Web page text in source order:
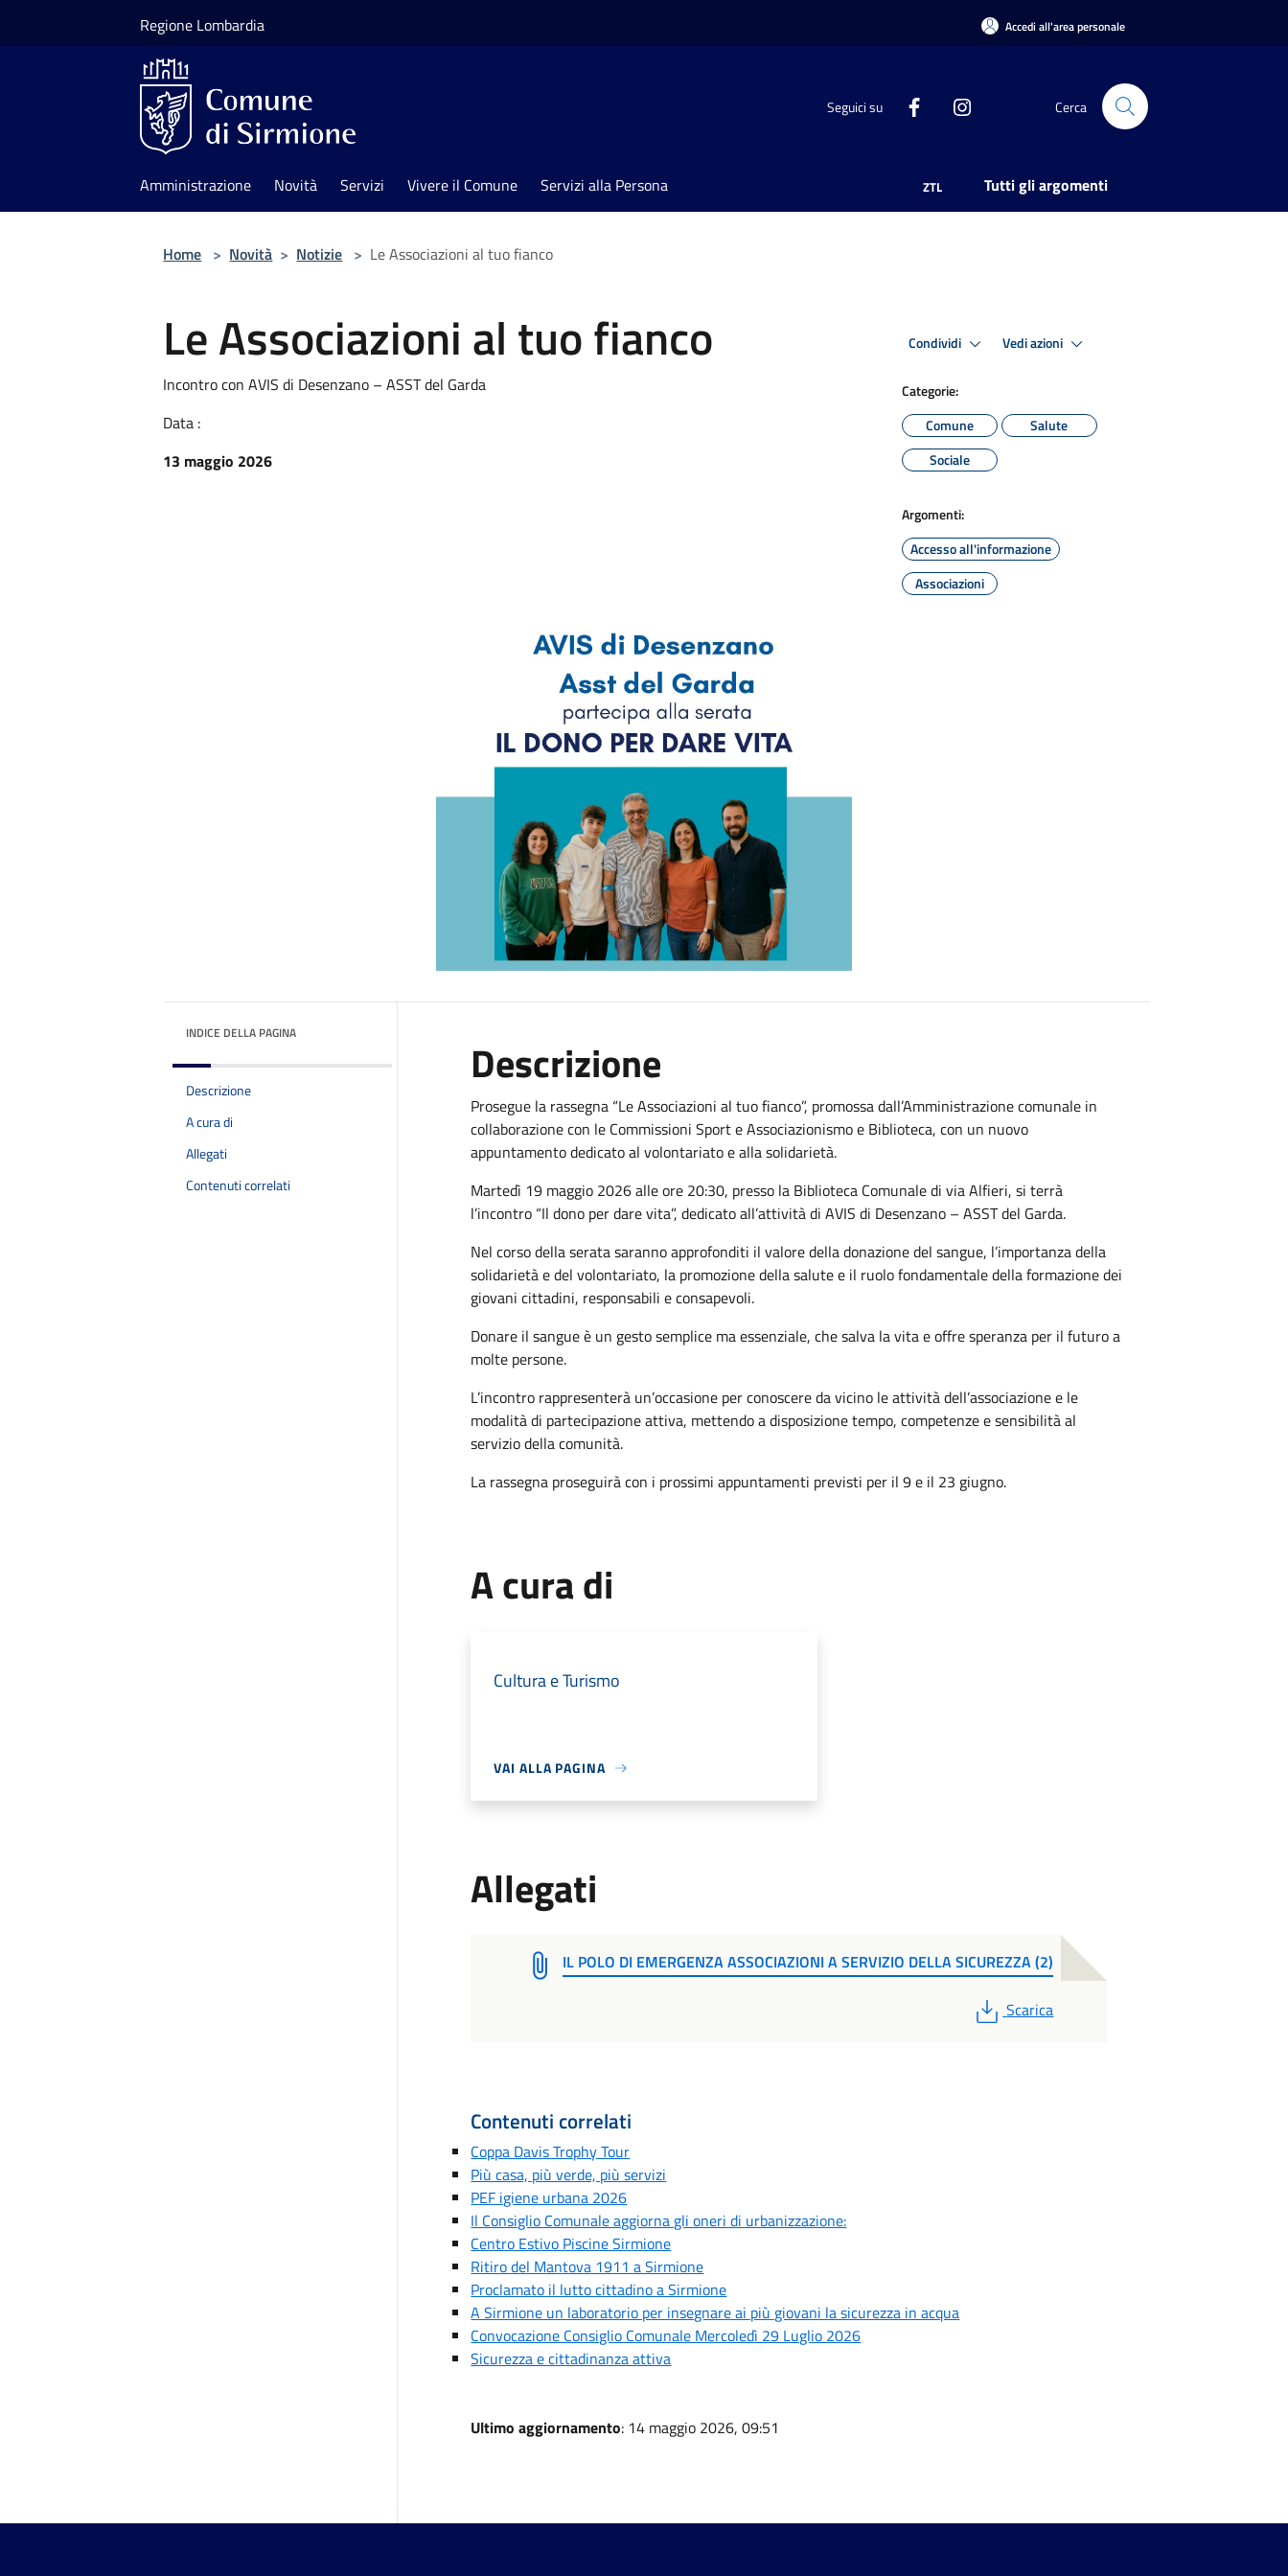
Regione Lombardia Accedi all'area personale
Seguici su Cerca
Amministrazione Novità Servizi Vivere il Comune Servizi alla Persona ZTL Tutti gli argomenti
Home > Novità > Notizie > Le Associazioni al tuo fianco
Le Associazioni al tuo fianco
Incontro con AVIS di Desenzano – ASST del Garda
Data :
13 maggio 2026
Condividi Vedi azioni
Categorie:
Comune
Salute
Sociale
Argomenti:
Accesso all'informazione
Associazioni
INDICE DELLA PAGINA
Descrizione
A cura di
Allegati
Contenuti correlati
Descrizione
Prosegue la rassegna “Le Associazioni al tuo fianco”, promossa dall’Amministrazione comunale in
collaborazione con le Commissioni Sport e Associazionismo e Biblioteca, con un nuovo
appuntamento dedicato al volontariato e alla solidarietà.
Martedì 19 maggio 2026 alle ore 20:30, presso la Biblioteca Comunale di via Alfieri, si terrà
l’incontro “Il dono per dare vita”, dedicato all’attività di AVIS di Desenzano – ASST del Garda.
Nel corso della serata saranno approfonditi il valore della donazione del sangue, l’importanza della
solidarietà e del volontariato, la promozione della salute e il ruolo fondamentale della formazione dei
giovani cittadini, responsabili e consapevoli.
Donare il sangue è un gesto semplice ma essenziale, che salva la vita e offre speranza per il futuro a
molte persone.
L’incontro rappresenterà un’occasione per conoscere da vicino le attività dell’associazione e le
modalità di partecipazione attiva, mettendo a disposizione tempo, competenze e sensibilità al
servizio della comunità.
La rassegna proseguirà con i prossimi appuntamenti previsti per il 9 e il 23 giugno.
A cura di
Cultura e Turismo
VAI ALLA PAGINA
Allegati
IL POLO DI EMERGENZA ASSOCIAZIONI A SERVIZIO DELLA SICUREZZA (2)
PDF
Scarica
Contenuti correlati
Coppa Davis Trophy Tour
Più casa, più verde, più servizi
PEF igiene urbana 2026
Il Consiglio Comunale aggiorna gli oneri di urbanizzazione:
Centro Estivo Piscine Sirmione
Ritiro del Mantova 1911 a Sirmione
Proclamato il lutto cittadino a Sirmione
A Sirmione un laboratorio per insegnare ai più giovani la sicurezza in acqua
Convocazione Consiglio Comunale Mercoledì 29 Luglio 2026
Sicurezza e cittadinanza attiva
Ultimo aggiornamento: 14 maggio 2026, 09:51